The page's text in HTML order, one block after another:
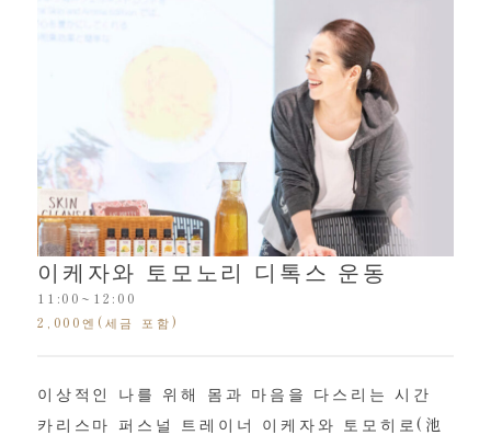
이케자와 토모노리 디톡스 운동
11:00~12:00
2,000엔(세금 포함)
이상적인 나를 위해 몸과 마음을 다스리는 시간
카리스마 퍼스널 트레이너 이케자와 토모히로(池